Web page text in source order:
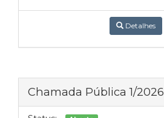
Detalhes
Chamada Pública 1/2026